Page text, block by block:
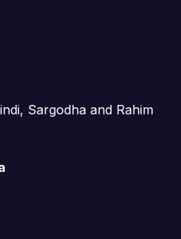
Sargodha and Rahim